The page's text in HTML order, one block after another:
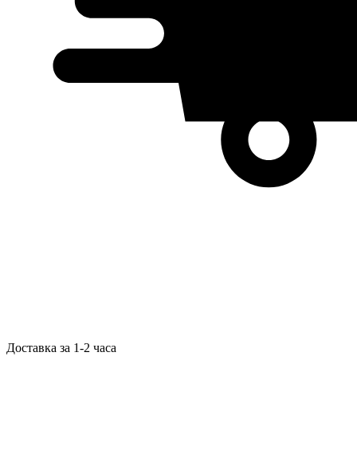
Доставка за 1-2 часа